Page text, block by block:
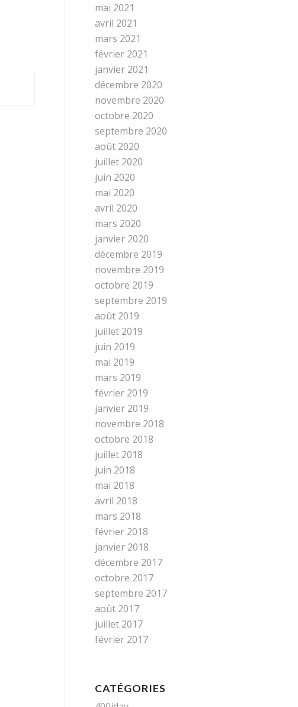
mai 2021
avril 2021
mars 2021
février 2021
janvier 2021
décembre 2020
novembre 2020
octobre 2020
septembre 2020
août 2020
juillet 2020
juin 2020
mai 2020
avril 2020
mars 2020
janvier 2020
décembre 2019
novembre 2019
octobre 2019
septembre 2019
août 2019
juillet 2019
juin 2019
mai 2019
mars 2019
février 2019
janvier 2019
novembre 2018
octobre 2018
juillet 2018
juin 2018
mai 2018
avril 2018
mars 2018
février 2018
janvier 2018
décembre 2017
octobre 2017
septembre 2017
août 2017
juillet 2017
février 2017
CATÉGORIES